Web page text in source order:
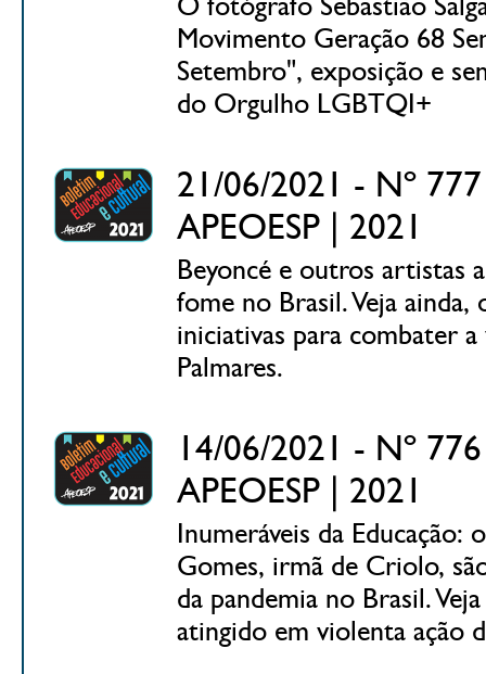
O fotógrafo Sebastião
Movimento Geração 68
Setembro", exposição e
do Orgulho LGBTQI+
21/06/2021 - Nº
APEOESP | 2021
Beyoncé e outros artistas
fome no Brasil. Veja
iniciativas para combater
Palmares.
14/06/2021 - Nº
APEOESP | 2021
Inumeráveis da Educação:
Gomes, irmã de Criolo,
da pandemia no Brasil.
atingido em violenta ação